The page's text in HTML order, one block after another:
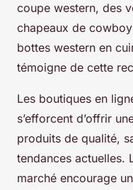
coupe western, des
chapeaux de
bottes western en
témoigne de cette
Les boutiques en
s’efforcent d’offrir
produits de qualité,
tendances actuelles.
marché encourage